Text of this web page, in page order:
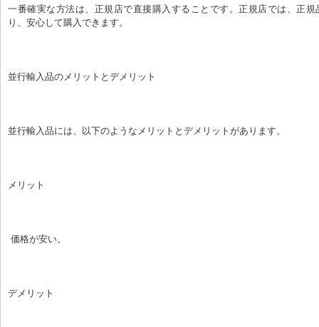
一番確実な方法は、正規店で直接購入することです。正規店では、正規
り、安心して購入できます。
並行輸入品のメリットとデメリット
並行輸入品には、以下のようなメリットとデメリットがあります。
メリット
価格が安い。
デメリット